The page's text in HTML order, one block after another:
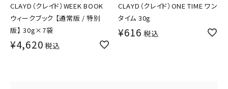
CLAYD（クレイド）WEEK BOOK
ウィークブック 【通常版 / 特別
版】 30g×7袋
¥4,620 税込
CLAYD（クレイド）ONE TIME ワン
タイム 30g
¥616 税込